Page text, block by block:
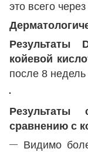
это всего
Результаты
койевой
после 8
Результаты
сравнению с
Видимо